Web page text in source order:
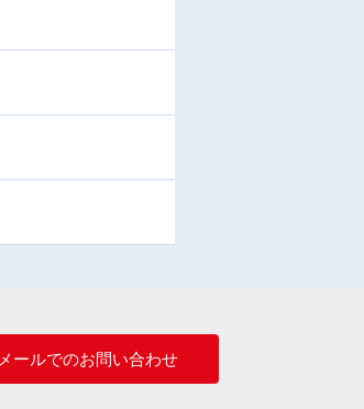
メールでのお問い合わせ